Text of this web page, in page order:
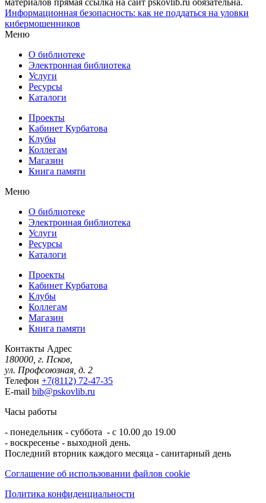
Информационная безопасность: как не поддаться на уловки
кибермошенников
Меню
О библиотеке
Электронная библиотека
Услуги
Ресурсы
Каталоги
Проекты
Кабинет Курбатова
Клубы
Коллегам
Магазин
Книга памяти
Меню
О библиотеке
Электронная библиотека
Услуги
Ресурсы
Каталоги
Проекты
Кабинет Курбатова
Клубы
Коллегам
Магазин
Книга памяти
Контакты Адрес
180000, г. Псков,
ул. Профсоюзная, д. 2
Телефон +7(8112) 72-47-35
E-mail bib@pskovlib.ru
Часы работы
- понедельник - суббота - с 10.00 до 19.00
- воскресенье - выходной день.
Последний вторник каждого месяца - санитарный день
Соглашение об использовании файлов cookie
Политика конфиденциальности